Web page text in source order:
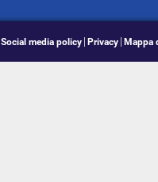
Social media policy Privacy Mappa